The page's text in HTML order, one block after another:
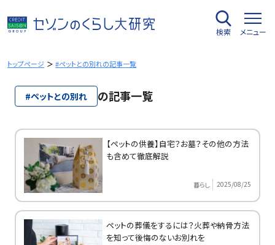
容
を
キ
検索 メニュー
トップページ #ペットとの別れの記事一覧
#ペットとの別れ の記事一覧
【ペットの供養】自宅？お墓？その他の方法
も含めて徹底解説
暮らし 2025/08/25
ペットの葬儀をするには？火葬や納骨方法
を知って後悔のないお別れを